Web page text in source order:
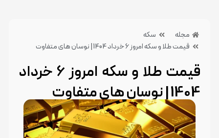
مجله
سکه
قیمت طلا و سکه امروز 6 خرداد 1404 | نوسان های متفاوت
قیمت طلا و سکه امروز 6 خرداد
1404 | نوسان های متفاوت
10 تیر 1404 بدون دیدگاه دسته بندی:سکه